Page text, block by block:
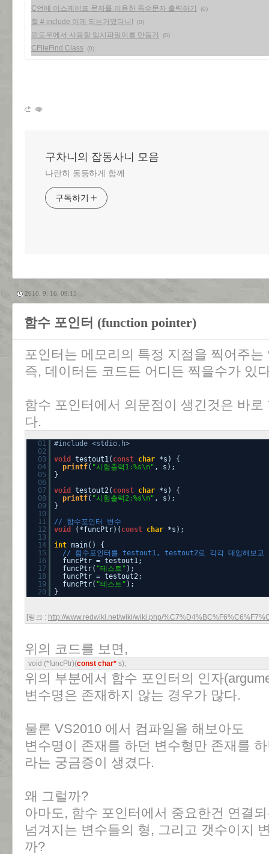
C언에 이스케이프 문자를 이용한 특수문자 출력하기 (0)
헐 # include 이게 되는거였다니! (0)
윈도우에서 사용할 임시파일이름 만들기 (0)
CFileFind Class (0)
구차니의 잡동사니 모음
나란히 동등하게 함께
구독하기
2010. 9. 16. 09:15
함수 포인터 (function pointer)
포인터는 메모리의 특정 지점을 찍어주는
즉, 데이터든 코드든 어디든 찍을수가 있
함수 포인터에서 의문점이 생긴것은 바
다.
01
#include <stdio.h>
02
03
void testout1( const char *s) {
04
printf( "시험출력1:%s\n" , s);
05
}
06
07
void testout2( const char *s) {
08
printf( "시험출력2:%s\n" , s);
09
}
10
11
// 함수포인터 변수
12
void (*funcPtr)( const char *s);
13
14
int main() {
15
// 함수포인터를 testout1, testout2로 각각 대입해보고
16
funcPtr = testout1;
17
funcPtr( "테스트" );
18
funcPtr = testout2;
19
funcPtr( "테스트" );
20
}
[링크 : http://www.redwiki.net/wiki/wiki.php/
위의 코드를 보면,
void (*funcPtr)(const char* s);
위의 부분에서 함수 포인터의 인자
변수명은 존재하지 않는 경우가 많다.
물론 VS2010 에서 컴파일을 해보아도
변수명이 존재를 하던 변수형만 존재를
라는 궁금증이 생겼다.
왜 그럴까?
아마도, 함수 포인터에서 중요한건 연결
넘겨지는 변수들의 형, 그리고 갯수이지
까?